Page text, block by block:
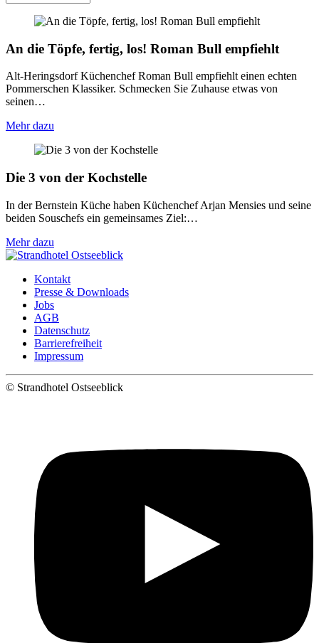
An die Töpfe, fertig, los! Roman Bull empfiehlt
Alt-Heringsdorf Küchenchef Roman Bull empfiehlt einen echten
Pommerschen Klassiker. Schmecken Sie Zuhause etwas von
seinen…
Mehr dazu
Die 3 von der Kochstelle
In der Bernstein Küche haben Küchenchef Arjan Mensies und seine
beiden Souschefs ein gemeinsames Ziel:…
Mehr dazu
Kontakt
Presse & Downloads
Jobs
AGB
Datenschutz
Barrierefreiheit
Impressum
© Strandhotel Ostseeblick